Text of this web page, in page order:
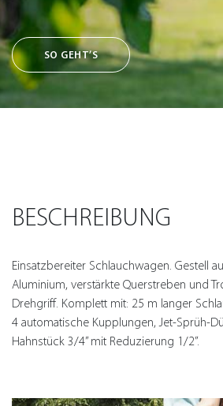
SO GEHT’S
BESCHREIBUNG
Einsatzbereiter Schlauchwagen. Gestell
Aluminium, verstärkte Querstreben und
Drehgriff. Komplett mit: 25 m langer
4 automatische Kupplungen, Jet-Sprüh-
Hahnstück 3/4” mit Reduzierung 1/2”.